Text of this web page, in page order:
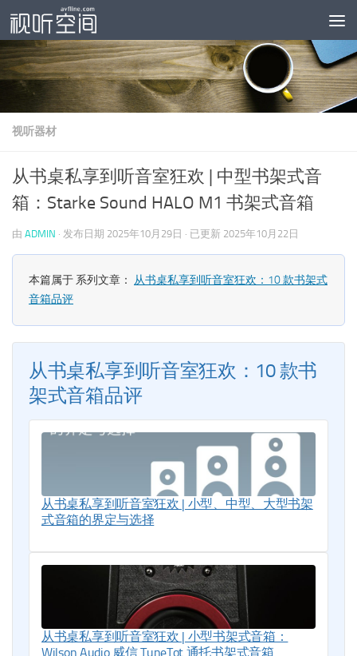
跳至内容
视听器材
从书桌私享到听音室狂欢 | 中型书架式音
箱：Starke Sound HALO M1 书架式音箱
由 ADMIN · 发布日期 2025年10月29日 · 已更新 2025年10月22日
本篇属于 系列文章： 从书桌私享到听音室狂欢：10 款书架式
音箱品评
从书桌私享到听音室狂欢：10 款书
架式音箱品评
从书桌私享到听音室狂欢 | 小型、中型、大型书架
式音箱的界定与选择
从书桌私享到听音室狂欢 | 小型书架式音箱：
Wilson Audio 威信 TuneTot 通托书架式音箱